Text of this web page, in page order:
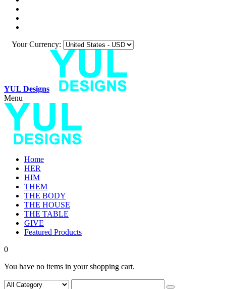
Your Currency:
YUL Designs
Menu
Home
HER
HIM
THEM
THE BODY
THE HOUSE
THE TABLE
GIVE
Featured Products
0
You have no items in your shopping cart.